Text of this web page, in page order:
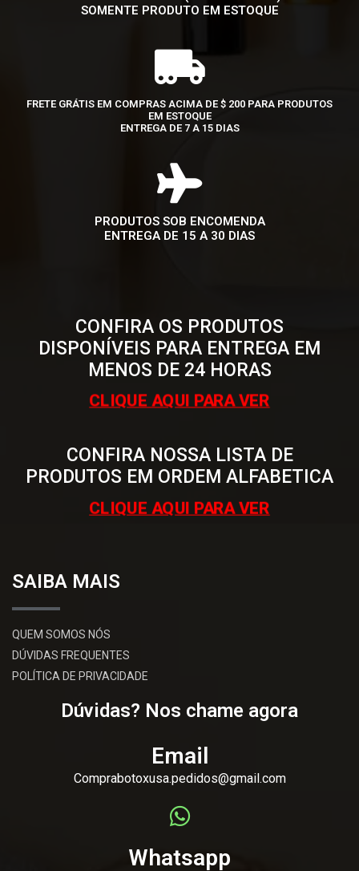
SOMENTE PRODUTO EM ESTOQUE
FRETE GRÁTIS EM COMPRAS ACIMA DE $ 200 PARA PRODUTOS
EM ESTOQUE
ENTREGA DE 7 A 15 DIAS
PRODUTOS SOB ENCOMENDA
ENTREGA DE 15 A 30 DIAS
CONFIRA OS PRODUTOS
DISPONÍVEIS PARA ENTREGA EM
MENOS DE 24 HORAS
CLIQUE AQUI PARA VER
CONFIRA NOSSA LISTA DE
PRODUTOS EM ORDEM ALFABETICA
CLIQUE AQUI PARA VER
SAIBA MAIS
QUEM SOMOS NÓS
DÚVIDAS FREQUENTES
POLÍTICA DE PRIVACIDADE
Dúvidas? Nos chame agora
Email
Comprabotoxusa.pedidos@gmail.com
Whatsapp